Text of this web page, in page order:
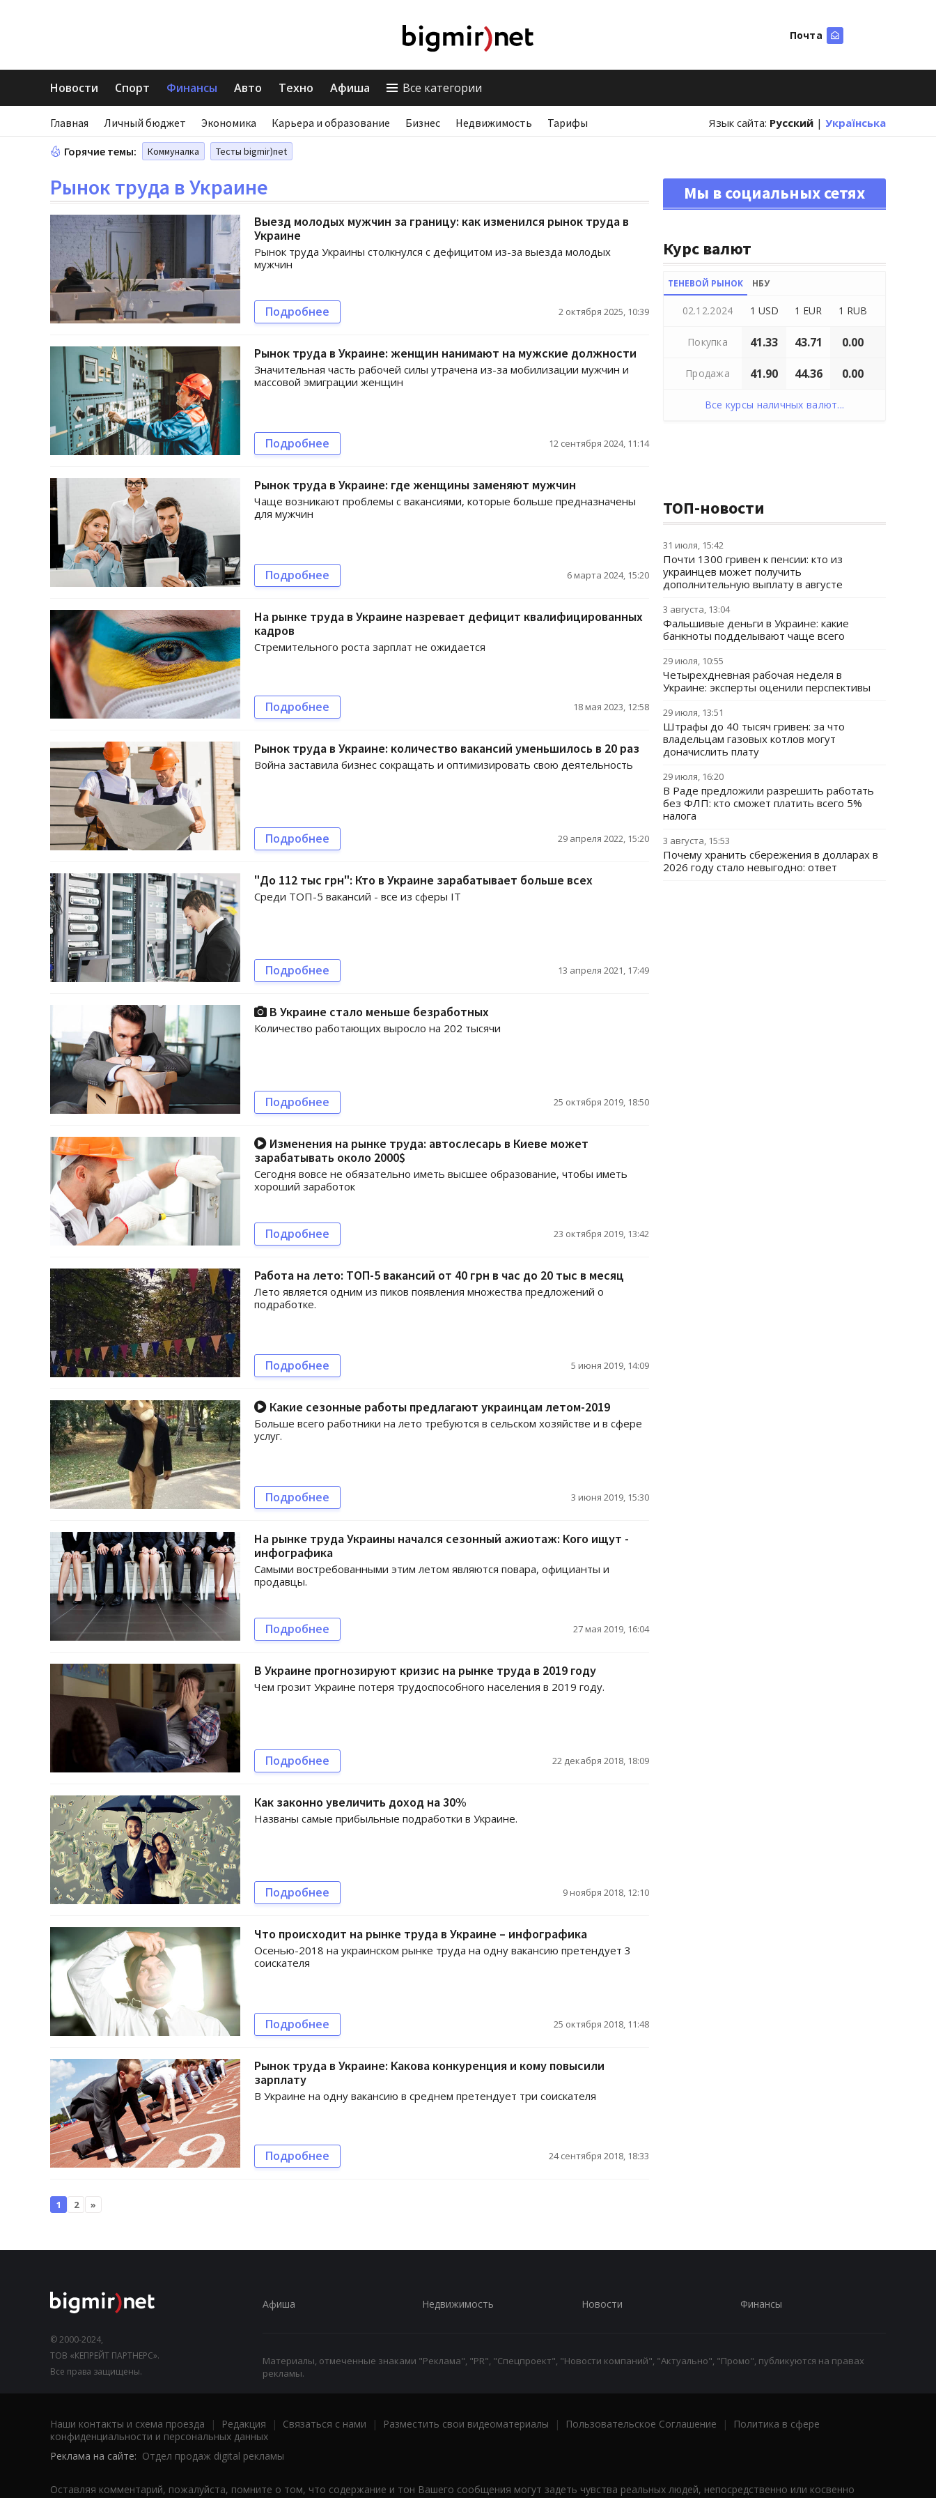
Почта
Новости Спорт Финансы Авто Техно Афиша Все категории
Главная Личный бюджет Экономика Карьера и образование Бизнес Недвижимость Тарифы Язык сайта: Русский | Українська
Горячие темы: Коммуналка Тесты bigmir)net
Рынок труда в Украине
Выезд молодых мужчин за границу: как изменился рынок труда в
Украине
Рынок труда Украины столкнулся с дефицитом из-за выезда молодых
мужчин
Подробнее 2 октября 2025, 10:39
Рынок труда в Украине: женщин нанимают на мужские должности
Значительная часть рабочей силы утрачена из-за мобилизации мужчин и
массовой эмиграции женщин
Подробнее 12 сентября 2024, 11:14
Рынок труда в Украине: где женщины заменяют мужчин
Чаще возникают проблемы с вакансиями, которые больше предназначены
для мужчин
Подробнее 6 марта 2024, 15:20
На рынке труда в Украине назревает дефицит квалифицированных
кадров
Стремительного роста зарплат не ожидается
Подробнее 18 мая 2023, 12:58
Рынок труда в Украине: количество вакансий уменьшилось в 20 раз
Война заставила бизнес сокращать и оптимизировать свою деятельность
Подробнее 29 апреля 2022, 15:20
"До 112 тыс грн": Кто в Украине зарабатывает больше всех
Среди ТОП-5 вакансий - все из сферы IT
Подробнее 13 апреля 2021, 17:49
В Украине стало меньше безработных
Количество работающих выросло на 202 тысячи
Подробнее 25 октября 2019, 18:50
Изменения на рынке труда: автослесарь в Киеве может
зарабатывать около 2000$
Сегодня вовсе не обязательно иметь высшее образование, чтобы иметь
хороший заработок
Подробнее 23 октября 2019, 13:42
Работа на лето: ТОП-5 вакансий от 40 грн в час до 20 тыс в месяц
Лето является одним из пиков появления множества предложений о
подработке.
Подробнее 5 июня 2019, 14:09
Какие сезонные работы предлагают украинцам летом-2019
Больше всего работники на лето требуются в сельском хозяйстве и в сфере
услуг.
Подробнее 3 июня 2019, 15:30
На рынке труда Украины начался сезонный ажиотаж: Кого ищут -
инфографика
Самыми востребованными этим летом являются повара, официанты и
продавцы.
Подробнее 27 мая 2019, 16:04
В Украине прогнозируют кризис на рынке труда в 2019 году
Чем грозит Украине потеря трудоспособного населения в 2019 году.
Подробнее 22 декабря 2018, 18:09
Как законно увеличить доход на 30%
Названы самые прибыльные подработки в Украине.
Подробнее 9 ноября 2018, 12:10
Что происходит на рынке труда в Украине – инфографика
Осенью-2018 на украинском рынке труда на одну вакансию претендует 3
соискателя
Подробнее 25 октября 2018, 11:48
Рынок труда в Украине: Какова конкуренция и кому повысили
зарплату
В Украине на одну вакансию в среднем претендует три соискателя
Подробнее 24 сентября 2018, 18:33
1 2 »
Мы в социальных сетях
Курс валют
ТЕНЕВОЙ РЫНОК НБУ
02.12.2024 1 USD 1 EUR 1 RUB
Покупка 41.33 43.71 0.00
Продажа 41.90 44.36 0.00
Все курсы наличных валют...
ТОП-новости
31 июля, 15:42
Почти 1300 гривен к пенсии: кто из
украинцев может получить
дополнительную выплату в августе
3 августа, 13:04
Фальшивые деньги в Украине: какие
банкноты подделывают чаще всего
29 июля, 10:55
Четырехдневная рабочая неделя в
Украине: эксперты оценили перспективы
29 июля, 13:51
Штрафы до 40 тысяч гривен: за что
владельцам газовых котлов могут
доначислить плату
29 июля, 16:20
В Раде предложили разрешить работать
без ФЛП: кто сможет платить всего 5%
налога
3 августа, 15:53
Почему хранить сбережения в долларах в
2026 году стало невыгодно: ответ
© 2000-2024,
ТОВ «КЕПРЕЙТ ПАРТНЕРС».
Все права защищены.
Афиша Недвижимость Новости Финансы
Материалы, отмеченные знаками "Реклама", "PR", "Спецпроект", "Новости компаний", "Актуально", "Промо", публикуются на правах
рекламы.
Наши контакты и схема проезда | Редакция | Связаться с нами | Разместить свои видеоматериалы | Пользовательское Соглашение |
Политика в сфере
конфиденциальности и персональных данных
Реклама на сайте: Отдел продаж digital рекламы
Оставляя комментарий, пожалуйста, помните о том, что содержание и тон Вашего сообщения могут задеть чувства реальных людей, непосредственно или косвенно